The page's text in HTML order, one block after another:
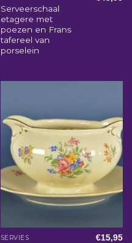
Serveerschaal
etagere met
poezen en Frans
tafereel van
porselein
SERVIES €15,95